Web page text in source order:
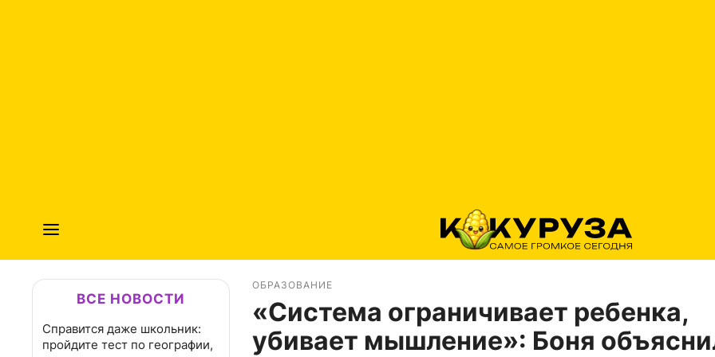
ВСЕ НОВОСТИ
Справится даже школьник:
пройдите тест по географии,
ОБРАЗОВАНИЕ
«Система ограничивает ребенка,
убивает мышление»: Боня